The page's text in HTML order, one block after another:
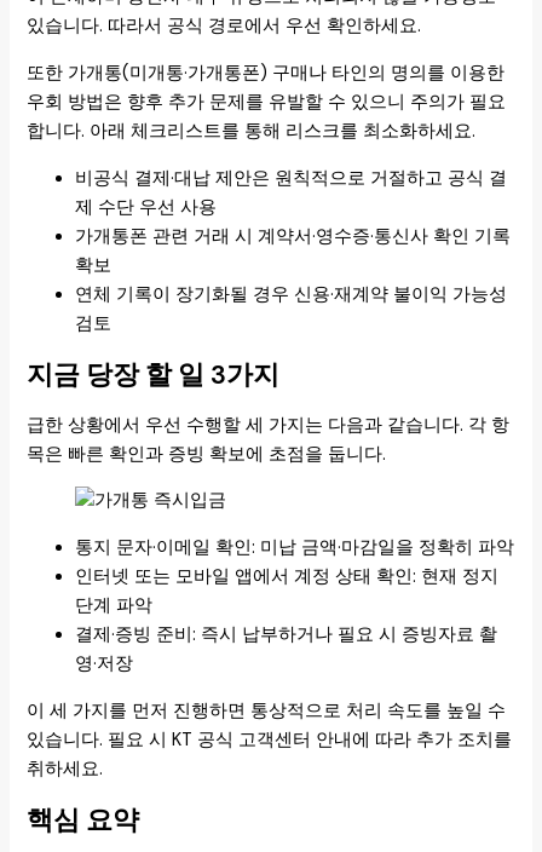
있습니다. 따라서 공식 경로에서 우선 확인하세요.
또한 가개통(미개통·가개통폰) 구매나 타인의 명의를 이용한
우회 방법은 향후 추가 문제를 유발할 수 있으니 주의가 필요
합니다. 아래 체크리스트를 통해 리스크를 최소화하세요.
비공식 결제·대납 제안은 원칙적으로 거절하고 공식 결
제 수단 우선 사용
가개통폰 관련 거래 시 계약서·영수증·통신사 확인 기록
확보
연체 기록이 장기화될 경우 신용·재계약 불이익 가능성
검토
지금 당장 할 일 3가지
급한 상황에서 우선 수행할 세 가지는 다음과 같습니다. 각 항
목은 빠른 확인과 증빙 확보에 초점을 둡니다.
통지 문자·이메일 확인: 미납 금액·마감일을 정확히 파악
인터넷 또는 모바일 앱에서 계정 상태 확인: 현재 정지
단계 파악
결제·증빙 준비: 즉시 납부하거나 필요 시 증빙자료 촬
영·저장
이 세 가지를 먼저 진행하면 통상적으로 처리 속도를 높일 수
있습니다. 필요 시 KT 공식 고객센터 안내에 따라 추가 조치를
취하세요.
핵심 요약